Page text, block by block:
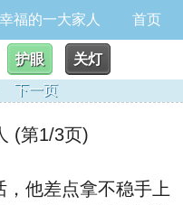
福的一大家人 首页
护眼
关灯
下一页
(第1/3页)
他差点拿不稳手上